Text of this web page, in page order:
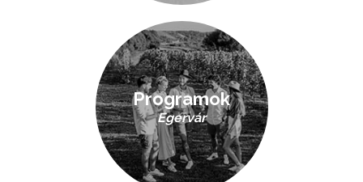
Programok
Egervár